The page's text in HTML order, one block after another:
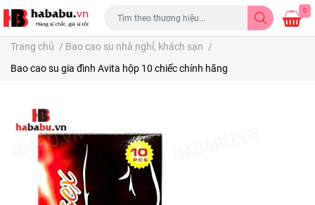
0
Trang chủ / Bao cao su nhà nghỉ, khách sạn /
Bao cao su gia đình Avita hộp 10 chiếc chính hãng